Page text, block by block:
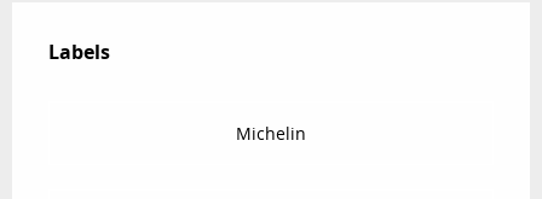
Labels
Labels
Michelin